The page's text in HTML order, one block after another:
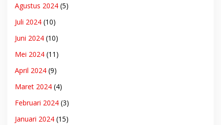
Agustus 2024 (5)
Juli 2024 (10)
Juni 2024 (10)
Mei 2024 (11)
April 2024 (9)
Maret 2024 (4)
Februari 2024 (3)
Januari 2024 (15)